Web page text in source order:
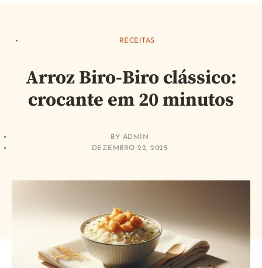
RECEITAS
Arroz Biro-Biro clássico:
crocante em 20 minutos
BY ADMIN
DEZEMBRO 22, 2025